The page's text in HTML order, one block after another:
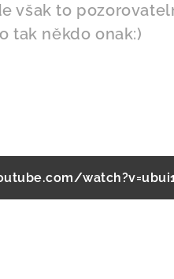
však to
tak někdo onak:)